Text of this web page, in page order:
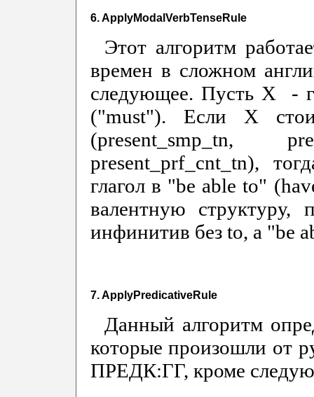
6. ApplyModalVerbTenseRule
Этот алгоритм
времен в сложном
следующее. Пусть Х -
("must"). Если Х
(present_smp_tn,
present_prf_cnt_tn),
глагол в "be able to"
валентную структуру,
инфинитив без to, а "be
7. ApplyPredicativeRule
Данный алгоритм
которые произошли от
ПРЕДК:ГГ, кроме